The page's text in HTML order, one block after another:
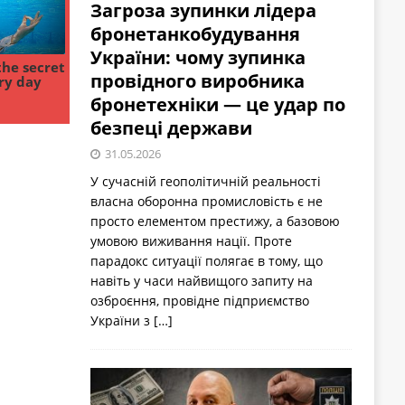
Загроза зупинки лідера
бронетанкобудування
України: чому зупинка
провідного виробника
бронетехніки — це удар по
безпеці держави
31.05.2026
У сучасній геополітичній реальності
власна оборонна промисловість є не
просто елементом престижу, а базовою
умовою виживання нації. Проте
парадокс ситуації полягає в тому, що
навіть у часи найвищого запиту на
озброєння, провідне підприємство
України з […]